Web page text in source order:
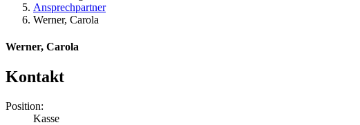
Ansprechpartner
Werner, Carola
Werner, Carola
Kontakt
Position:
Kasse